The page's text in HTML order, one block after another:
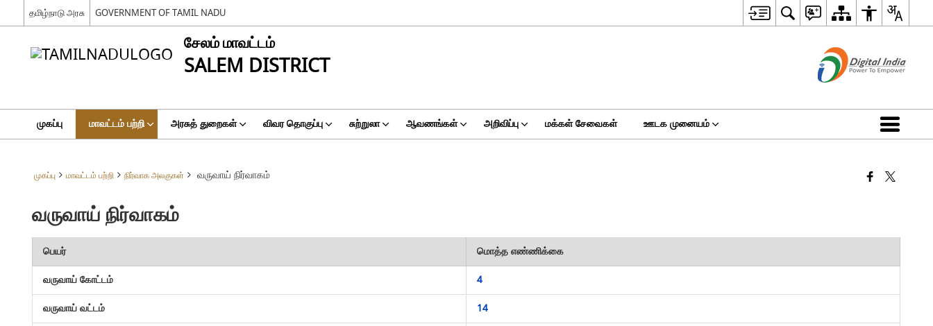
தமிழ்நாடு அரசு GOVERNMENT OF TAMIL NADU
சேலம் மாவட்டம்
SALEM DISTRICT
முகப்பு மாவட்டம் பற்றி அரசுத் துறைகள் விவர தொகுப்பு சுற்றுலா ஆவணங்கள் அறிவிப்பு மக்கள் சேவைகள் ஊடக முனையம்
முகப்பு மாவட்டம் பற்றி நிர்வாக அலகுகள் வருவாய் நிர்வாகம்
வருவாய் நிர்வாகம்
பெயர்
மொத்த எண்ணிக்கை
வருவாய் கோட்டம்
4
வருவாய் வட்டம்
14